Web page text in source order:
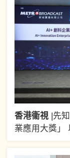
香港衞視|先
業應用大獎」